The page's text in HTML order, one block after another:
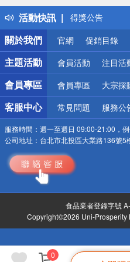
0
活動快訊
得獎公告
熱門話題
銀行優惠
偏遠地區配送
詐騙網頁！請小
關於我們
官網 促銷目錄
主題活動 會員活動 注目活
會員專區 會員專區 大宗採
客服中心 常見問題 服務公
服務時間： 週一至週日 09:00-21:00，
公司地址： 台北市北投區大業路136號5
食品業者登錄字號
Copyright©2026 Uni-Prosperity